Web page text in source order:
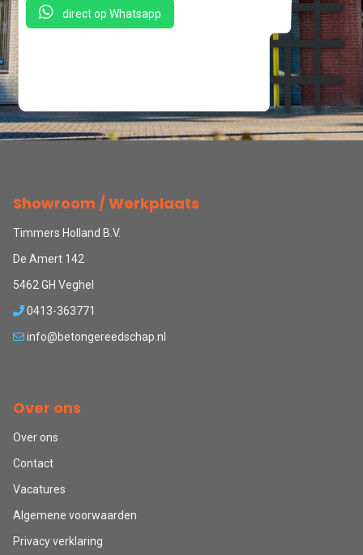
direct op Whatsapp
Showroom / Werkplaats
Timmers Holland B.V.
De Amert 142
5462 GH Veghel
0413-363771
info@betongereedschap.nl
Over ons
Over ons
Contact
Vacatures
Algemene voorwaarden
Privacy verklaring